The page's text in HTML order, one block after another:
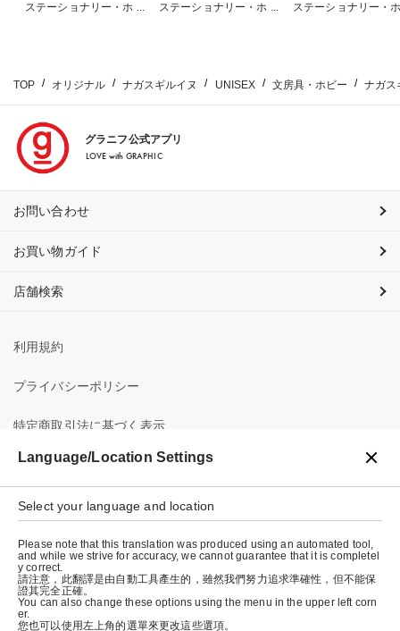
ステーショナリー・ホビ
ステーショナリー・ホビ
ステーショナリー・
TOP オリジナル ナガスギルイヌ UNISEX 文房具・ホビー ナガス
グラニフ公式アプリ
LOVE with GRAPHIC
お問い合わせ
お買い物ガイド
店舗検索
利用規約
プライバシーポリシー
特定商取引法に基づく表示
会社概要
© graniph inc.
Language/Location Settings
Select your language and location
Please note that this translation was produced using an automated tool,
and while we strive for accuracy, we cannot guarantee that it is completel
y correct.
請注意，此翻譯是由自動工具產生的，雖然我們努力追求準確性，但不能保
證其完全正確。
You can also change these options using the menu in the upper left corn
er.
您也可以使用左上角的選單來更改這些選項。